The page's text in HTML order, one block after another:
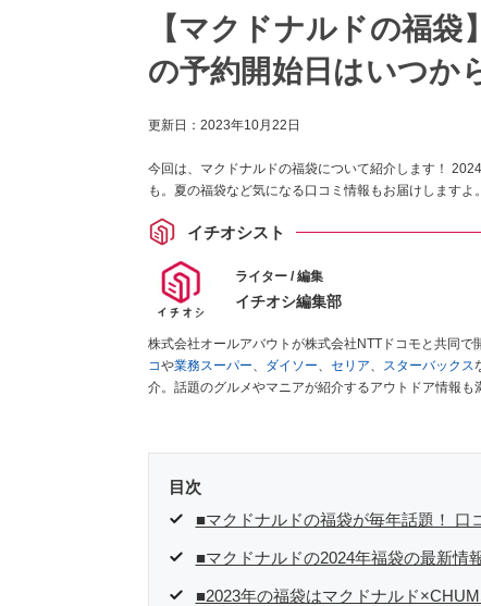
【マクドナルドの福
の予約開始日はいつか
更新日： 2023年10月22日
今回は、マクドナルドの福袋について紹介します！
も。夏の福袋など気になる口コミ情報もお届けしますよ
イチオシスト
ライター / 編集
イチオシ編集部
株式会社オールアバウトが株式会社NTTドコモと共同で
コや業務スーパー、 ダイソー、 セリア、 スターバックス
介。話題のグルメやマニアが紹介するアウトドア情報
目次
■マクドナルドの福袋が毎年話題！ 口
■マクドナルドの2024年福袋の最新情
■2023年の福袋はマクドナルド